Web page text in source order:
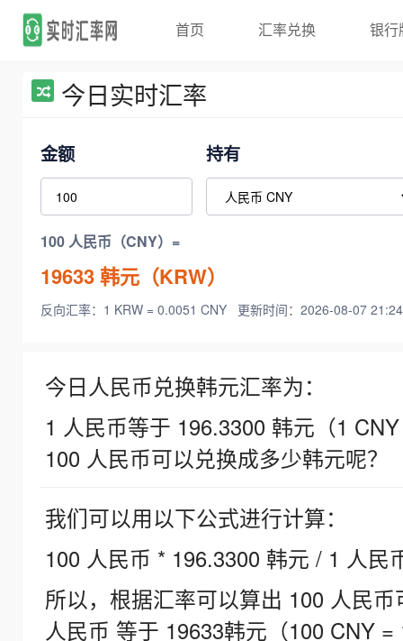
首页 汇率兑换 银行
今日实时汇率
金额 持有
100 人民币（CNY）=
19633韩元（KRW）
反向汇率：1 KRW = 0.0051 CNY 更新时间：2026-08-07
今日人民币兑换韩元汇率为：
1 人民币等于 196.3300 韩元（1
100 人民币可以兑换成多少韩元呢？
我们可以用以下公式进行计算：
100 人民币 * 196.3300 韩元 / 1 人民
所以，根据汇率可以算出 100 人民
人民币 等于 19633韩元（100 CNY =